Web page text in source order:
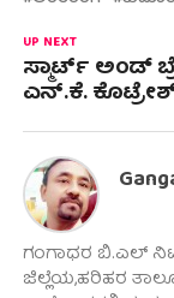
UP NEXT
ಸ್ಮಾರ್ಟ್ ಅಂಡ್
ಎನ್.ಕೆ.
ಗಂಗಾಧರ ಬಿ.ಎಲ್
ಜಿಲ್ಲೆಯ,ಹರಿಹರ